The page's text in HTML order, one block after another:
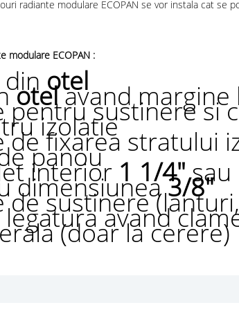
radiante modulare ECOPAN se vor instala cat
modulare ECOPAN :
otel
otelavand margine
pentru sustinere si
izolatie
de fixarea stratului
panou
interior 1 1/4"sau
dimensiunea3/8"
de sustinere
avand
(doar la cerere)